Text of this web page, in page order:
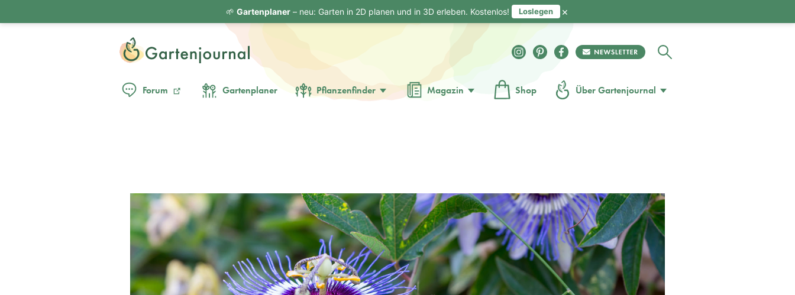
Forum Gartenplaner Pflanzenfinder Magazin Shop Über Gartenjournal
🌱 Gartenplaner– neu: Garten in 2D planen und in 3D erleben. Kostenlos! Loslegen ×